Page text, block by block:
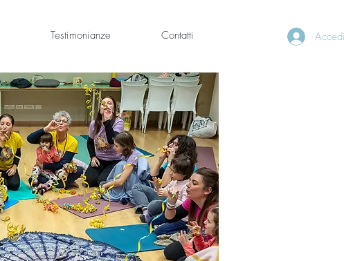
Testimonianze Contatti